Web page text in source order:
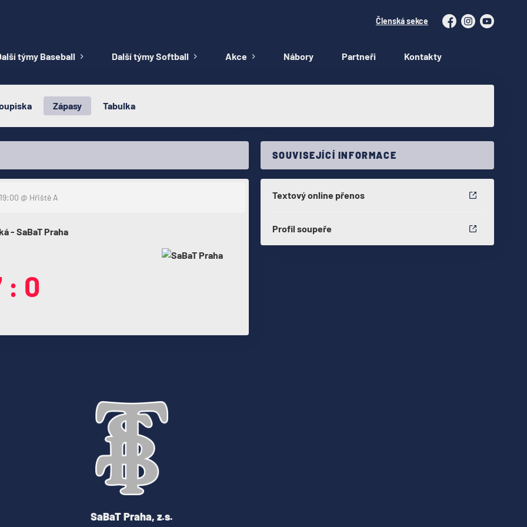
Členská sekce FacebookInstagramYouTube
týmy Baseball Další týmy Softball Akce Nábory Partneři Kontakty
Zápasy Tabulka
@ Hřiště A
- SaBaT Praha
: 0
SOUVISEJÍCÍ INFORMACE
Textový online přenos
Profil soupeře
SaBaT Praha, z.s.